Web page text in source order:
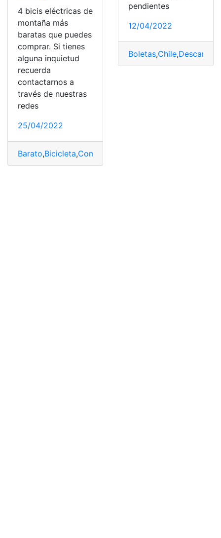
4 bicis eléctricas de
montaña más
baratas que puedes
comprar. Si tienes
alguna inquietud
recuerda
contactarnos a
través de nuestras
redes
25/04/2022
Barato,Bicicleta,Comprar
pendientes
12/04/2022
Boletas,Chile,Descargar